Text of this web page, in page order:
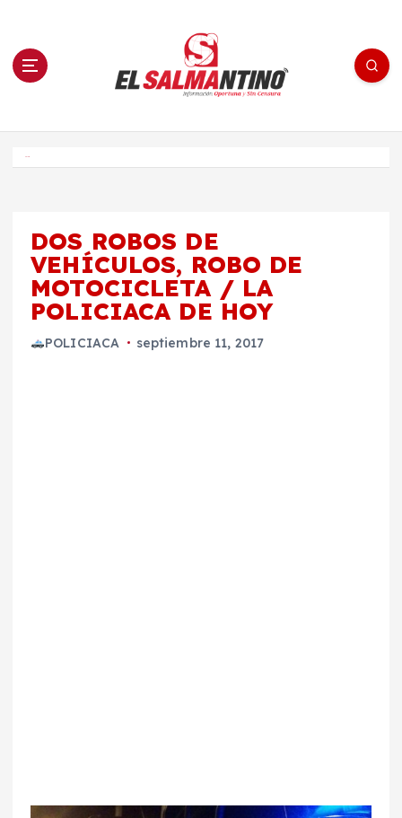
n El Salmantino - medios/noticias/editorial
DOS ROBOS DE
VEHÍCULOS, ROBO DE
MOTOCICLETA / LA
POLICIACA DE HOY
POLICIACA septiembre 11, 2017